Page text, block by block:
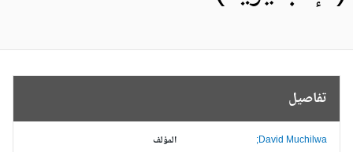
تفاصيل
المؤلف David Muchilwa;